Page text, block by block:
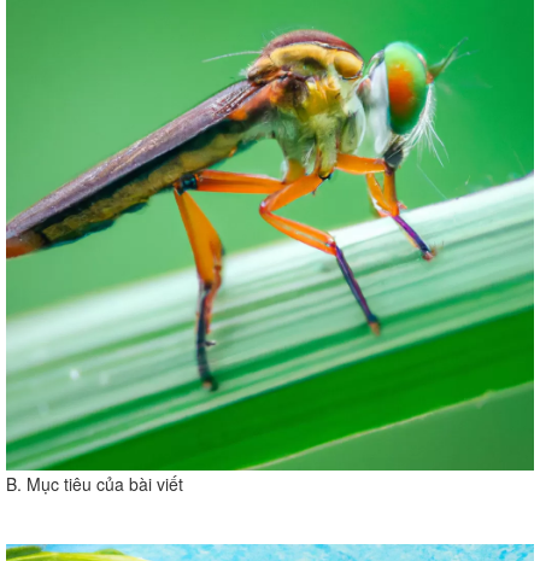
B. Mục tiêu của bài viết